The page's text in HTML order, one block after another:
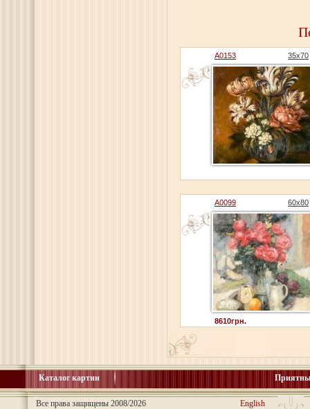
A0153 35x70
A0099 60x80
8610грн.
Каталог картин
Все права защищены 2008/2026 English